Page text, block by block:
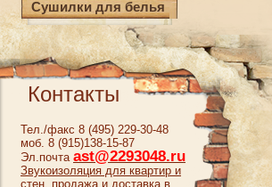
Сушилки для белья
Контакты
Тел./факс 8 (495) 229-30-48
моб. 8 (915)138-15-87
Эл.почта ast@2293048.ru
Звукоизоляция для квартир и
стен, продажа и доставка в